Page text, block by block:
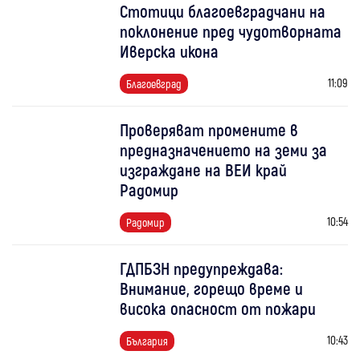
Стотици благоевградчани на
поклонение пред чудотворната
Иверска икона
Благоевград 11:09
Проверяват промените в
предназначението на земи за
изграждане на ВЕИ край
Радомир
Радомир 10:54
ГДПБЗН предупреждава:
Внимание, горещо време и
висока опасност от пожари
България 10:43